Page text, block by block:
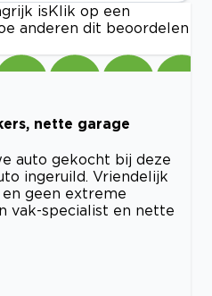
is Klik op een
anderen dit beoordelen
nette garage
auto gekocht bij deze
ingeruild. Vriendelijk
en geen extreme
vak-specialist en nette